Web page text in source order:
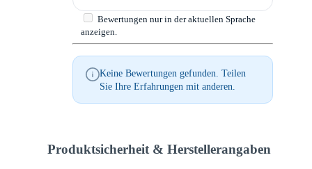
Bewertungen nur in der aktuellen Sprache
anzeigen.
Keine Bewertungen gefunden. Teilen
Sie Ihre Erfahrungen mit anderen.
Produktsicherheit & Herstellerangaben